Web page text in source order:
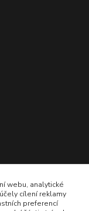
webu, analytické
cílení reklamy
preferencí